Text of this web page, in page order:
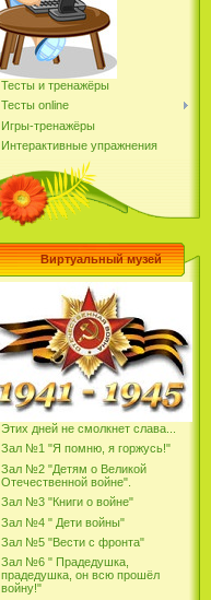
Тесты и тренажёры
Тесты online
Игры-тренажёры
Интерактивные упражнения
Виртуальный музей
Этих дней не смолкнет слава...
Зал №1 "Я помню, я горжусь!"
Зал №2 "Детям о Великой
Отечественной войне".
Зал №3 "Книги о войне"
Зал №4 " Дети войны"
Зал №5 "Вести с фронта"
Зал №6 " Прадедушка,
прадедушка, он всю прошёл
войну!"